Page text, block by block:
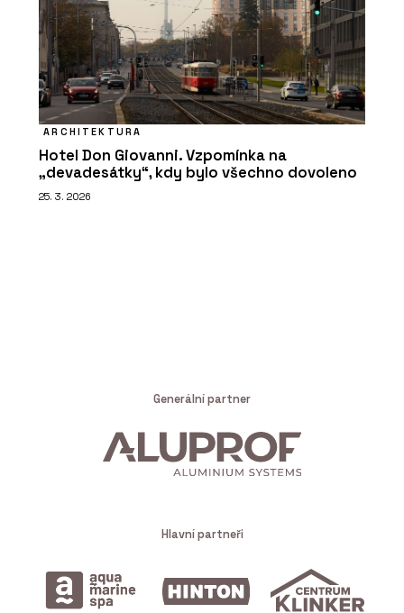
ARCHITEKTURA
Hotel Don Giovanni. Vzpomínka na
„devadesátky“, kdy bylo všechno dovoleno
25. 3. 2026
Generální partner
Hlavní partneři